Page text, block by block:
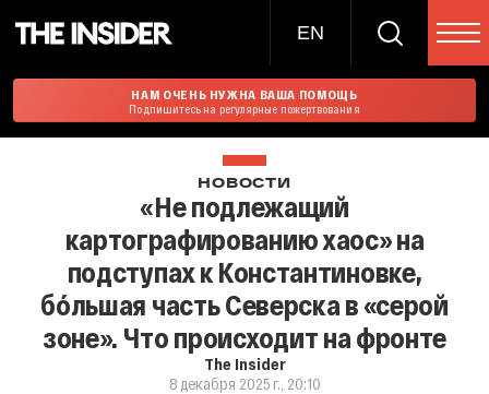
EN
НАМ ОЧЕНЬ НУЖНА ВАША ПОМОЩЬ
Подпишитесь на регулярные пожертвования
НОВОСТИ
«Не подлежащий
картографированию хаос» на
подступах к Константиновке,
бóльшая часть Северска в «серой
зоне». Что происходит на фронте
The Insider
8 декабря 2025 г., 20:10